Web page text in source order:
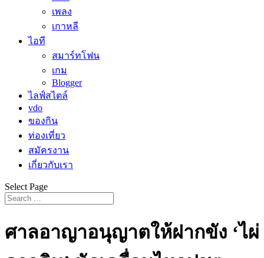
เพลง
เกาหลี
ไอที
สมาร์ทโฟน
เกม
Blogger
ไลฟ์สไตล์
vdo
ของกิน
ท่องเที่ยว
สมัครงาน
เกี่ยวกับเรา
Select Page
ศาลอาญาอนุญาตให้ฝากขัง ‘ไผ่